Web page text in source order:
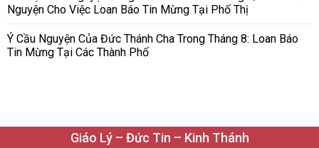
Nguyện Cho Việc Loan Báo Tin Mừng Tại Phố Thị
Ý Cầu Nguyện Của Đức Thánh Cha Trong Tháng 8: Loan Báo
Tin Mừng Tại Các Thành Phố
Giáo Lý – Đức Tin – Kinh Thánh